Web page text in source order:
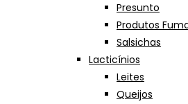
Presunto
Produtos
Salsichas
Lacticínios
Leites
Queijos